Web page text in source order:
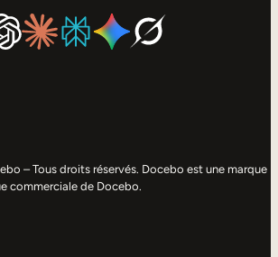
– Tous droits réservés. Docebo est une marque
commerciale de Docebo.